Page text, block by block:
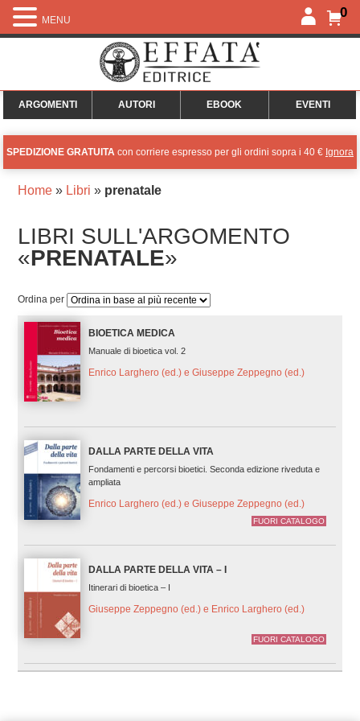
0
ARGOMENTI AUTORI EBOOK EVENTI
SPEDIZIONE GRATUITA con corriere espresso per gli ordini sopra i 40 € Ignora
Home» Libri » prenatale
LIBRI SULL'ARGOMENTO
«PRENATALE»
Ordina per
BIOETICA MEDICA
Manuale di bioetica vol. 2
Enrico Larghero (ed.) e Giuseppe Zeppegno (ed.)
DALLA PARTE DELLA VITA
Fondamenti e percorsi bioetici. Seconda edizione riveduta e
ampliata
Enrico Larghero (ed.) e Giuseppe Zeppegno (ed.)
FUORI CATALOGO
DALLA PARTE DELLA VITA – I
Itinerari di bioetica – I
Giuseppe Zeppegno (ed.) e Enrico Larghero (ed.)
FUORI CATALOGO
MENU